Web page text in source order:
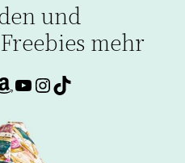
und
mehr
YouTube
Instagram
TikTok